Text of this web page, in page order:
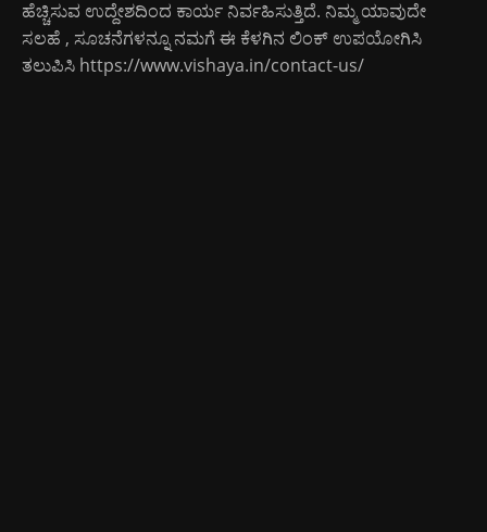
ಹೆಚ್ಚಿಸುವ ಉದ್ದೇಶದಿಂದ ಕಾರ್ಯ ನಿರ್ವಹಿಸುತ್ತಿದೆ. ನಿಮ್ಮ ಯಾವುದೇ
ಸಲಹೆ , ಸೂಚನೆಗಳನ್ನೂ ನಮಗೆ ಈ ಕೆಳಗಿನ ಲಿಂಕ್ ಉಪಯೋಗಿಸಿ
ತಲುಪಿಸಿ https://www.vishaya.in/contact-us/